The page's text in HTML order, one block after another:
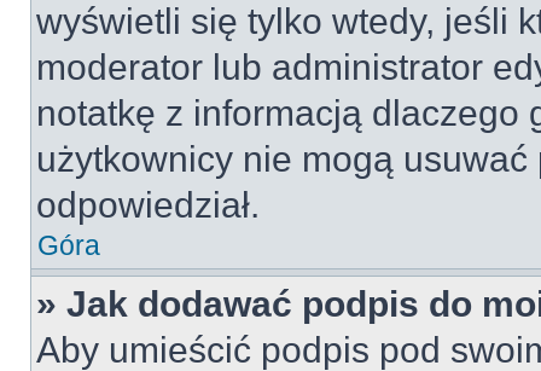
wyświetli się tylko wtedy, jeśli
moderator lub administrator
notatkę z informacją dlaczego
użytkownicy nie mogą
odpowiedział.
Góra
» Jak dodawać podpis do
Aby umieścić podpis pod